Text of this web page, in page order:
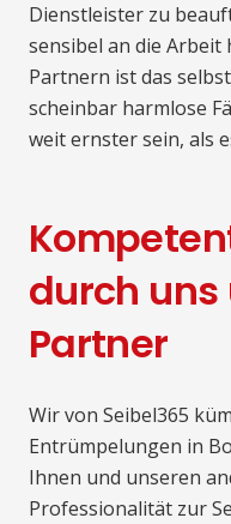
Dienstleister zu
sensibel an die Arbeit
Partnern ist das
scheinbar harmlose
weit ernster sein, als
durch uns
Partner
Wir von Seibel365
Entrümpelungen in
Ihnen und unseren
Professionalität zur